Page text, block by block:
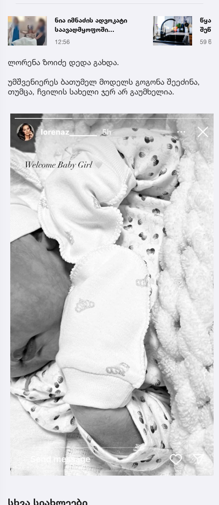
წყალი 16 საათით
შეწყდება - გადაამოწმეთ
მისამართები
59 წუთის წინ
„თუ
16:55
ლორენა ზოიძე დედა გახდა.
უმშვენიერეს ბათუმელ მოდელს გოგონა შეეძინა,
თუმცა, ჩვილის სახელი ჯერ არ გაუმხელია.